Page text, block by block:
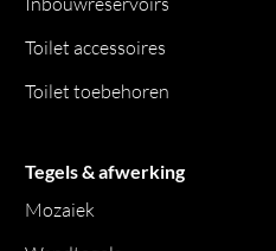
Toilet accessoires
Toilet toebehoren
Tegels & afwerking
Mozaiek